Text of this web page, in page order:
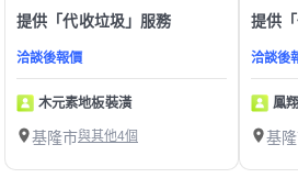
提供「代收垃圾」服務
洽談後報價
木元素地板裝潢
基隆市與其他4個
提供
洽談後
鳳
基